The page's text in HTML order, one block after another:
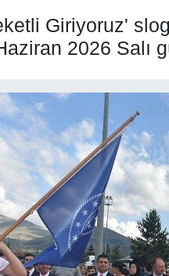
Giriyoruz'
Haziran 2026